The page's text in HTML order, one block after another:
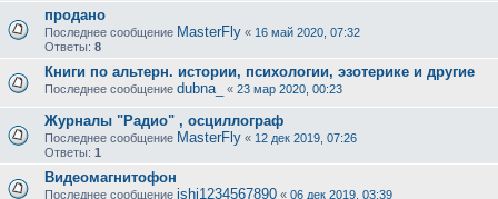
продано
Последнее сообщение MasterFly « 16 май 2020, 07:32
Ответы: 8
Книги по альтерн. истории, психологии, эзотерике и другие
Последнее сообщение dubna_ « 23 мар 2020, 00:23
Журналы "Радио" , осциллограф
Последнее сообщение MasterFly « 12 дек 2019, 07:26
Ответы: 1
Видеомагнитофон
Последнее сообщение ishi1234567890 « 06 дек 2019, 03:39